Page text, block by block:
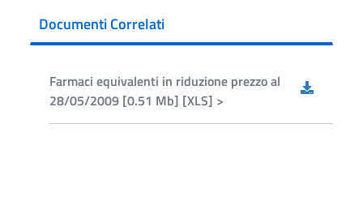
Documenti Correlati
Farmaci equivalenti in riduzione prezzo al
28/05/2009 [0.51 Mb] [XLS] >